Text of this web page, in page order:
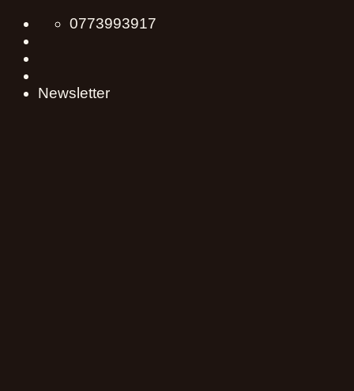
Skip
content
0773993917
Newsletter